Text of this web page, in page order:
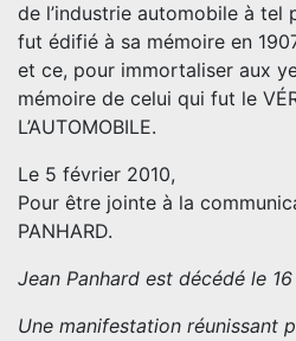
de l’industrie automobile à tel
fut édifié à sa mémoire en
et ce, pour immortaliser aux
mémoire de celui qui fut le
L’AUTOMOBILE.
Le 5 février 2010,
Pour être jointe à la
PANHARD.
Jean Panhard est décédé le
Une manifestation réunissant